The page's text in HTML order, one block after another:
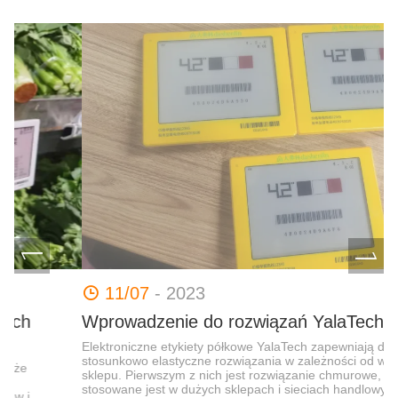
zaangażowani w dostarczanie naszym klientom
najbardziej przyjaznych dla użytkownika i opłacalnych
rozwiązań.
- 2023
Wprowadzenie do rozwiązań YalaTech ESL
Elektroniczne etykiety półkowe YalaTech zapewniają dwa
stosunkowo elastyczne rozwiązania w zależności od wielkości
sklepu. Pierwszym z nich jest rozwiązanie chmurowe, które
stosowane jest w dużych sklepach i sieciach handlowych. Do